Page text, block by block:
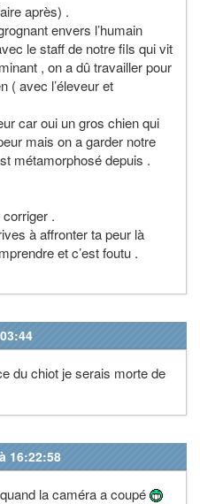
après) .
envers l’humain
le staff de notre fils qui vit
, on a dû travailler pour
( avec l’éleveur et
car oui un gros chien qui
mais on a garder notre
métamorphosé depuis .
.
à affronter ta peur là
et c’est foutu .
du chiot je serais morte de
16:22:58
la caméra a coupé